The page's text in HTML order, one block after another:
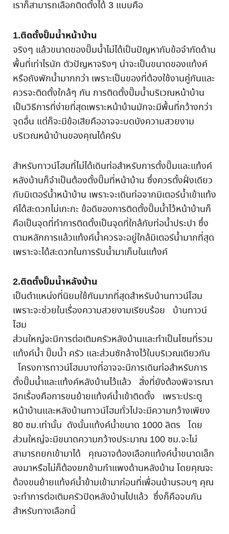
เราก็สามารถเลือกติดตั้งได้ 3 แบบคือ
1.ติดตั้งปั๊มน้ำหน้าบ้าน
จริงๆ แล้วขนาดของปั๊มน้ำไม่ได้เป็นปัญหากับข้อจำกัดด้าน
พื้นที่เท่าไรนัก ตัวปัญหาจริงๆ น่าจะเป็นขนาดของแท้งค์
หรือถังพักน้ำมากกว่า เพราะเป็นของที่ต้องใช้งานคู่กันและ
ควรจะติดตั้งใกล้ๆ กัน การติดตั้งปั๊มน้ำบริเวณหน้าบ้าน
เป็นวิธีการที่ง่ายที่สุดเพราะหน้าบ้านมักจะมีพื้นที่กว้างกว่า
จุดอื่น แต่ก็จะมีข้อเสียคืออาจจะบดบังความสวยงาม
บริเวณหน้าบ้านของคุณได้ครับ
สำหรับทาวน์โฮมที่ไม่ได้เดินท่อสำหรับการตั้งปั๊มและแท้งค์
หลังบ้านก็จำเป็นต้องตั้งปั๊มที่หน้าบ้าน ซึ่งควรตั้งฝั่งเดียว
กับมิเตอร์น้ำหน้าบ้าน เพราะจะเดินท่อจากมิเตอร์น้ำเข้าแท้ง
ค์ได้สะดวกไม่เกะกะ ข้อดีของการติดตั้งปั๊มน้ำไว้หน้าบ้านก็
คือเป็นจุดที่ทำการติดตั้งเป็นจุดที่ใกล้กับท่อน้ำประปา ซึ่ง
ตามหลักการแล้วแท้งค์น้ำควรจะอยู่ใกล้มิเตอร์น้ำมากที่สุด
เพราะจะได้สะดวกในการรับน้ำมาเก็บในแท้งค์
2.ติดตั้งปั๊มน้ำหลังบ้าน
เป็นตำแหน่งที่นิยมใช้กันมากที่สุดสำหรับบ้านทาวน์โฮม
เพราะจะช่วยในเรื่องความสวยงามเรียบร้อย บ้านทาวน์
โฮม
ส่วนใหญ่จะมีการต่อเติมครัวหลังบ้านและทำเป็นโซนที่รวม
แท้งค์น้ำ ปั๊มน้ำ ครัว และส่วนซักล้างไว้ในบริเวณเดียวกัน
โครงการทาวน์โฮมบางที่อาจจะมีการเดินท่อสำหรับการ
ตั้งปั๊มน้ำและแท้งค์หลังบ้านไว้แล้ว สิ่งที่ยังต้องพิจารณา
อีกเรื่องคือการขนย้ายแท้งค์น้ำเข้าติดตั้ง เพราะประตู
หน้าบ้านและหลังบ้านทาวน์โฮมทั่วไปจะมีความกว้างเพียง
80 ซม.เท่านั้น ดังนั้นแท้งค์น้ำขนาด 1000 ลิตร โดย
ส่วนใหญ่จะมีขนาดความกว้างประมาณ 100 ซม.จะไม่
สามารถยกเข้ามาได้ คุณอาจต้องเลือกแท้งค์น้ำขนาดเล็ก
ลงมาหรือไม่ก็ต้องยกข้ามกำแพงด้านหลังบ้าน โดยคุณจะ
ต้องขนย้ายแท้งค์น้ำข้ามเข้ามาก่อนที่เพื่อนบ้านรอบๆ คุณ
จะทำการต่อเติมครัวปิดหลังบ้านไปแล้ว ซึ่งก็คือจบกัน
สำหรับทางเลือกนี้